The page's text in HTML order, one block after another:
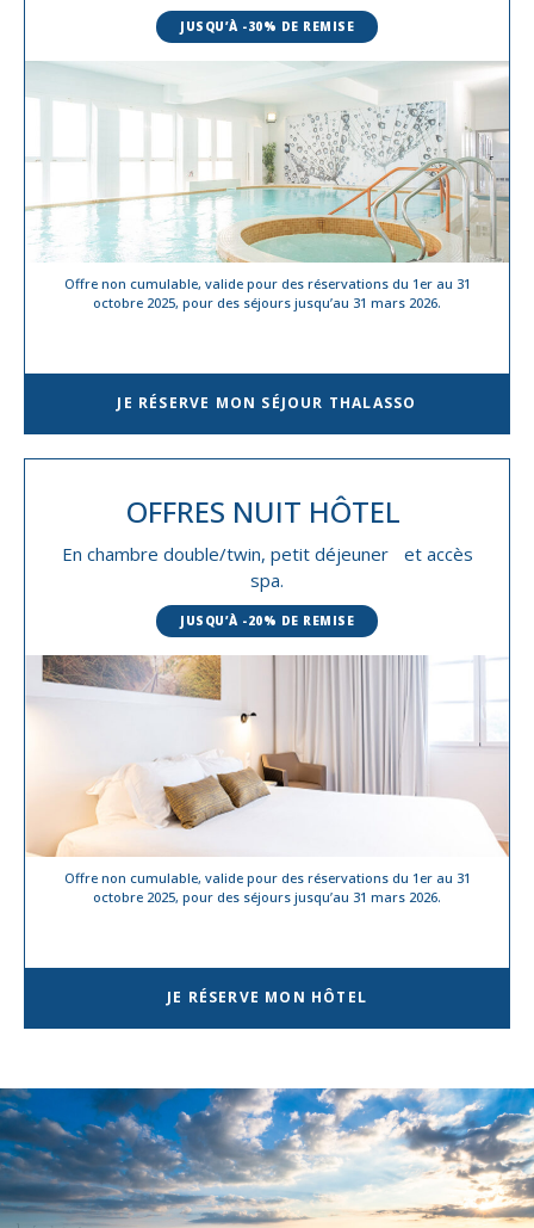
JUSQU’À -30% DE REMISE
Offre non cumulable, valide pour des réservations du 1er au 31
octobre 2025, pour des séjours jusqu’au 31 mars 2026.
JE RÉSERVE MON SÉJOUR THALASSO
OFFRES NUIT HÔTEL
En chambre double/twin, petit déjeuner et accès
spa.
JUSQU’À -20% DE REMISE
Offre non cumulable, valide pour des réservations du 1er au 31
octobre 2025, pour des séjours jusqu’au 31 mars 2026.
JE RÉSERVE MON HÔTEL